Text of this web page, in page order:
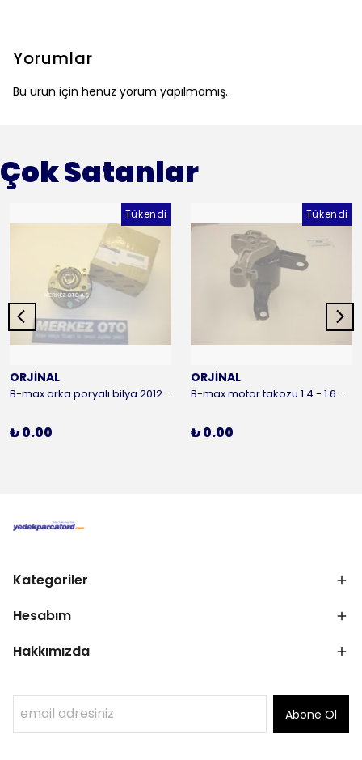
Yorumlar
Bu ürün için henüz yorum yapılmamış.
Çok Satanlar
Tükendi
ORJİNAL
B-max arka poryalı bilya 2012-2016 ORJİNAL
₺ 0.00
Tükendi
ORJİNAL
B-max motor takozu 1.4 - 1.6 benzinli 2012-2016 ORJİNAL
₺ 0.00
Kategoriler
Hesabım
Hakkımızda
Abone Ol